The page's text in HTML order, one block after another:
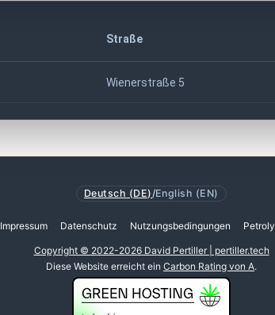
Straße
Wienerstraße 5
Deutsch (DE) /English (EN)
Impressum Datenschutz Nutzungsbedingungen Petroly
Copyright © 2022-2026 David Pertiller | pertiller.tech
Diese Website erreicht ein Carbon Rating von A.